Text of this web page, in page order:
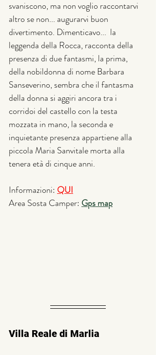
svaniscono, ma non voglio raccontarvi
altro se non... augurarvi buon
divertimento. Dimenticavo...  la
leggenda della Rocca, racconta della
presenza di due fantasmi, la prima,
della nobildonna di nome Barbara
Sanseverino, sembra che il fantasma
della donna si aggiri ancora tra i
corridoi del castello con la testa
mozzata in mano, la seconda e
inquietante presenza appartiene alla
piccola Maria Sanvitale morta alla
tenera età di cinque anni.
Informazioni: QUI
Area Sosta Camper: Gps map
Villa Reale di Marlia